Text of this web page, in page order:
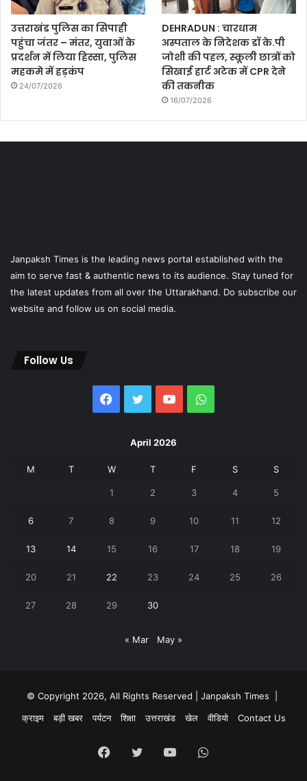
उत्तराखंड पुलिस का सिपाही
पहुंचा जंतर – मंतर, युवाओं के
प्रदर्शन में लिया हिस्सा, पुलिस
महकमे में हड़कंप
24/07/2026
DEHRADUN : चारधाम
अस्पताल के निदेशक डॉ के.पी
जोशी की पहल, स्कूली छात्रों को
सिखाई हार्ट अटेक में CPR देने
की तकनीक
16/07/2026
Janpaksh Times is the leading news portal established with the
aim to serve fast & authentic news to its audience. Stay tuned for
the latest updates from all over the Uttarakhand. Do subscribe our
website and follow us on social media.
Follow Us
Facebook
Twitter YouTubeWhatsApp
April 2026
M T W T F S S
1 2 3 4 5
6 7 8 9 10 11 12
13 14 15 16 17 18 19
20 21 22 23 24 25 26
27 28 29 30
« Mar May »
© Copyright 2026, All Rights Reserved | Janpaksh Times |
क्राइम
बड़ी खबर पर्यटन शिक्षा उत्तराखंड खेल वीडियो Contact Us
Facebook
Twitter YouTubeWhatsApp